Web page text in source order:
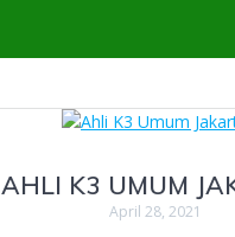
AHLI K3 UMUM
April 28, 2021